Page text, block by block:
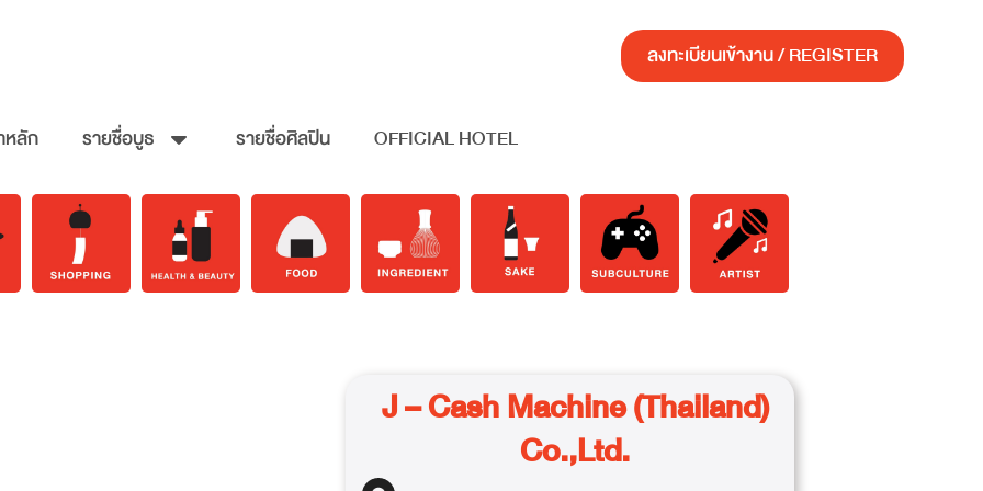
ลงทะเบียนเข้างาน / REGISTER
ลัก รายชื่อบูธ รายชื่อศิลปิน OFFICIAL HOTEL
J – Cash Machine (Thailand)
Co.,Ltd.